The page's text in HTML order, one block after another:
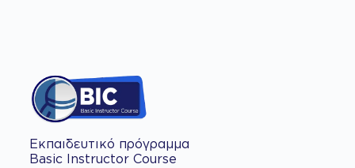
Εκπαιδευτικό πρόγραμμα
Basic Instructor Course